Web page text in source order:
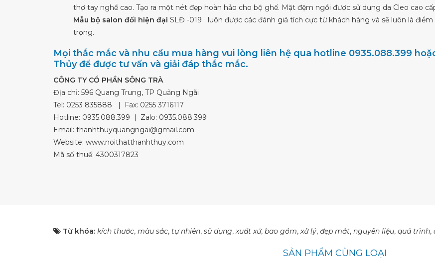
thợ tay nghề cao. Tạo ra một nét đẹp hoàn hảo cho bộ ghế. Mặt đệm ngồi được sử dụng da Cleo cao
Mẫu bộ salon đối hiện đại SLĐ -019 luôn được các đánh giá tích cực từ khách hàng và sẽ luôn là
trọng.
Mọi thắc mắc và nhu cầu mua hàng vui lòng liên hệ qua hotline 0935.088.399
Thủy để được tư vấn và giải đáp thắc mắc.
CÔNG TY CỔ PHẦN SÔNG TRÀ
Địa chỉ: 596 Quang Trung, TP Quảng Ngãi
Tel: 0253 835888 | Fax: 0255 3716117
Hotline: 0935.088.399 | Zalo: 0935.088.399
Email: thanhthuyquangngai@gmail.com
Website: www.noithatthanhthuy.com
Mã số thuế: 4300317823
Từ khóa: kích thước, màu sắc, tự nhiên, sử dụng, xuất xứ, bao gồm, xử lý, đẹp mắt, nguyên liệu, quá trình,
SẢN PHẨM CÙNG LOẠI